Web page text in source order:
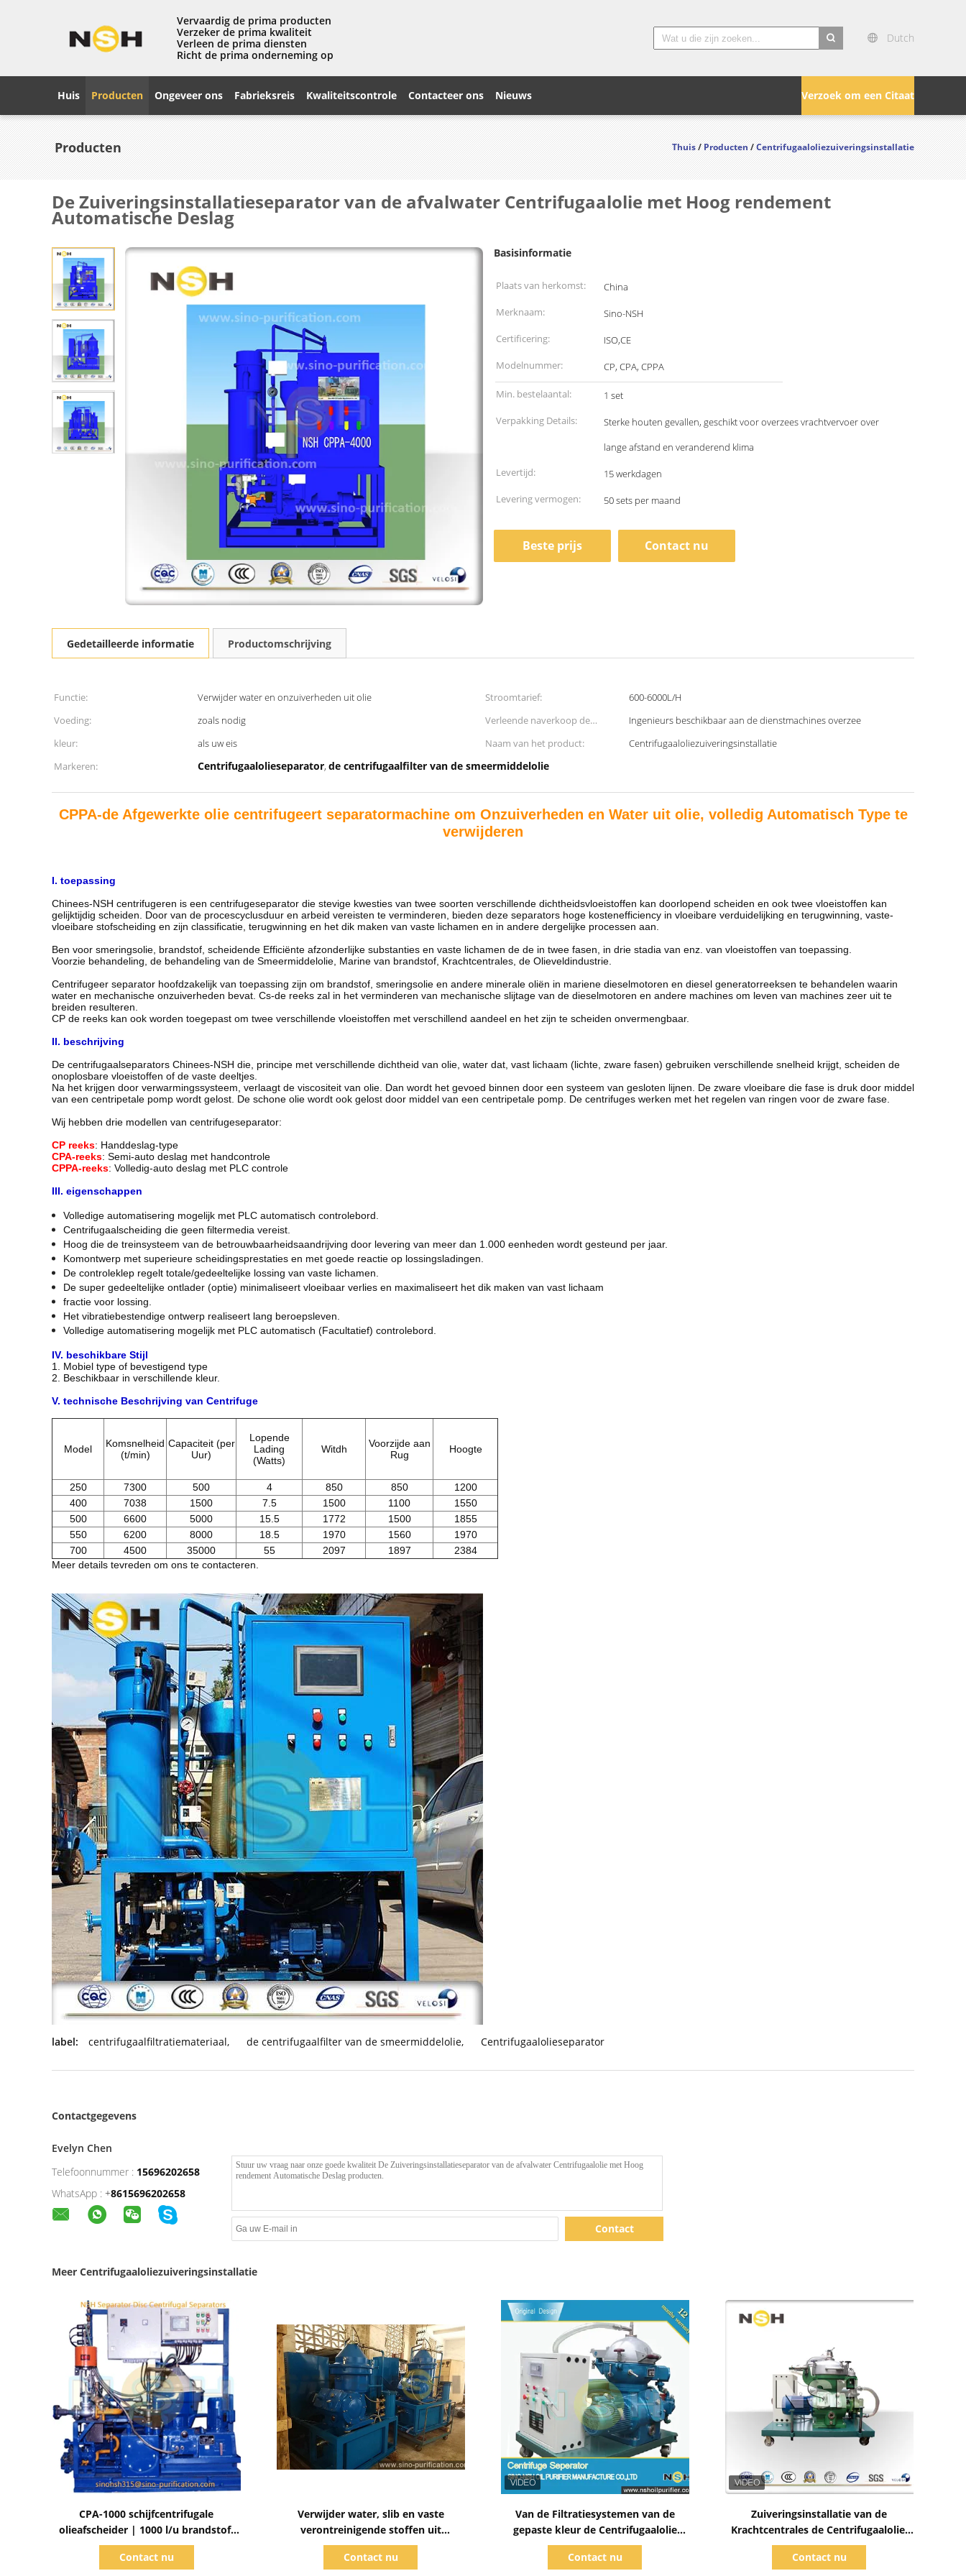
Vervaardig de prima producten
Verzeker de prima kwaliteit
Verleen de prima diensten
Richt de prima onderneming op
Dutch
Verzoek om een Citaat
Huis Producten Ongeveer ons Fabrieksreis Kwaliteitscontrole Contacteer ons Nieuws
Producten Thuis/Producten/Centrifugaaloliezuiveringsinstallatie
De Zuiveringsinstallatieseparator van de afvalwater Centrifugaalolie met Hoog rendement
Automatische Deslag
Basisinformatie
Plaats van herkomst:
China
Merknaam:
Sino-NSH
Certificering:
ISO,CE
Modelnummer:
CP, CPA, CPPA
Min. bestelaantal:
1 set
Verpakking Details:
Sterke houten gevallen, geschikt voor overzees vrachtvervoer over
lange afstand en veranderend klima
Levertijd:
15 werkdagen
Levering vermogen:
50 sets per maand
Beste prijs Contact nu
Gedetailleerde informatie Productomschrijving
Functie: Verwijder water en onzuiverheden uit olie Stroomtarief:
600-6000L/H
Voeding:
zoals nodig
Verleende naverkoop de
Dienst:
Ingenieurs beschikbaar aan de dienstmachines overzee
kleur:
als uw eis Naam van het product:
Centrifugaaloliezuiveringsinstallatie
Markeren:
Centrifugaalolieseparator, de centrifugaalfilter van de smeermiddelolie
CPPA-de Afgewerkte olie centrifugeert separatormachine om Onzuiverheden en Water uit olie, volledig Automatisch Type te
verwijderen
I. toepassing
Chinees-NSH centrifugeren is een centrifugeseparator die stevige kwesties van twee soorten verschillende dichtheidsvloeistoffen kan doorlopend scheiden en ook twee vloeistoffen kan
gelijktijdig scheiden. Door van de procescyclusduur en arbeid vereisten te verminderen, bieden deze separators hoge kostenefficiency in vloeibare verduidelijking en terugwinning, vaste-
vloeibare stofscheiding en zijn classificatie, terugwinning en het dik maken van vaste lichamen en in andere dergelijke processen aan.
Ben voor smeringsolie, brandstof, scheidende Efficiënte afzonderlijke substanties en vaste lichamen de de in twee fasen, in drie stadia van enz. van vloeistoffen van toepassing.
Voorzie behandeling, de behandeling van de Smeermiddelolie, Marine van brandstof, Krachtcentrales, de Olieveldindustrie.
Centrifugeer separator hoofdzakelijk van toepassing zijn om brandstof, smeringsolie en andere minerale oliën in mariene dieselmotoren en diesel generatorreeksen te behandelen waarin
water en mechanische onzuiverheden bevat. Cs-de reeks zal in het verminderen van mechanische slijtage van de dieselmotoren en andere machines om leven van machines zeer uit te
breiden resulteren.
CP de reeks kan ook worden toegepast om twee verschillende vloeistoffen met verschillend aandeel en het zijn te scheiden onvermengbaar.
II. beschrijving
De centrifugaalseparators Chinees-NSH die, principe met verschillende dichtheid van olie, water dat, vast lichaam (lichte, zware fasen) gebruiken verschillende snelheid krijgt, scheiden de
onoplosbare vloeistoffen of de vaste deeltjes.
Na het krijgen door verwarmingssysteem, verlaagt de viscositeit van olie. Dan wordt het gevoed binnen door een systeem van gesloten lijnen. De zware vloeibare die fase is druk door middel
van een centripetale pomp wordt gelost. De schone olie wordt ook gelost door middel van een centripetale pomp. De centrifuges werken met het regelen van ringen voor de zware fase.
Wij hebben drie modellen van centrifugeseparator:
CP reeks: Handdeslag-type
CPA-reeks: Semi-auto deslag met handcontrole
CPPA-reeks: Volledig-auto deslag met PLC controle
III. eigenschappen
Volledige automatisering mogelijk met PLC automatisch controlebord.
Centrifugaalscheiding die geen filtermedia vereist.
Hoog die de treinsysteem van de betrouwbaarheidsaandrijving door levering van meer dan 1.000 eenheden wordt gesteund per jaar.
Komontwerp met superieure scheidingsprestaties en met goede reactie op lossingsladingen.
De controleklep regelt totale/gedeeltelijke lossing van vaste lichamen.
De super gedeeltelijke ontlader (optie) minimaliseert vloeibaar verlies en maximaliseert het dik maken van vast lichaam
fractie voor lossing.
Het vibratiebestendige ontwerp realiseert lang beroepsleven.
Volledige automatisering mogelijk met PLC automatisch (Facultatief) controlebord.
IV. beschikbare Stijl
1. Mobiel type of bevestigend type
2. Beschikbaar in verschillende kleur.
V. technische Beschrijving van Centrifuge
Model
Komsnelheid
(t/min)
Capaciteit (per
Uur)
Lopende
Lading
(Watts)
Witdh
Voorzijde aan
Rug
Hoogte
250 7300 500 4 850 850
1200
400
7038 1500 7.5 1500 1100
1550
500
6600 5000 15.5 1772 1500
1855
550
6200 8000 18.5 1970 1560
1970
700
4500 35000 55 2097 1897
2384
Meer details tevreden om ons te contacteren.
label: centrifugaalfiltratiemateriaal, de centrifugaalfilter van de smeermiddelolie, Centrifugaalolieseparator
Contactgegevens
Evelyn Chen
Telefoonnummer : 15696202658
WhatsApp : +8615696202658
Contact
Meer Centrifugaaloliezuiveringsinstallatie
CPA-1000 schijfcentrifugale
olieafscheider | 1000 l/u brandstof-
en smeeroliezuiveraar
Contact nu
Verwijder water, slib en vaste
verontreinigende stoffen uit
brandstof olie bij een temperatuur
van maximaal 6000 L/h
Contact nu
Van de Filtratiesystemen van de
gepaste kleur de Centrifugaalolie
Verwijdering van het
Wateronzuiverheden
Contact nu
Zuiveringsinstallatie van de
Krachtcentrales de Centrifugaalolie,
Diesel Centrifugaalseparator
Contact nu